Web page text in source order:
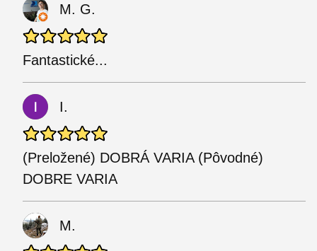
M. G.
Fantastické...
I.
(Preložené) DOBRÁ VARIA (Pôvodné)
DOBRE VARIA
M.